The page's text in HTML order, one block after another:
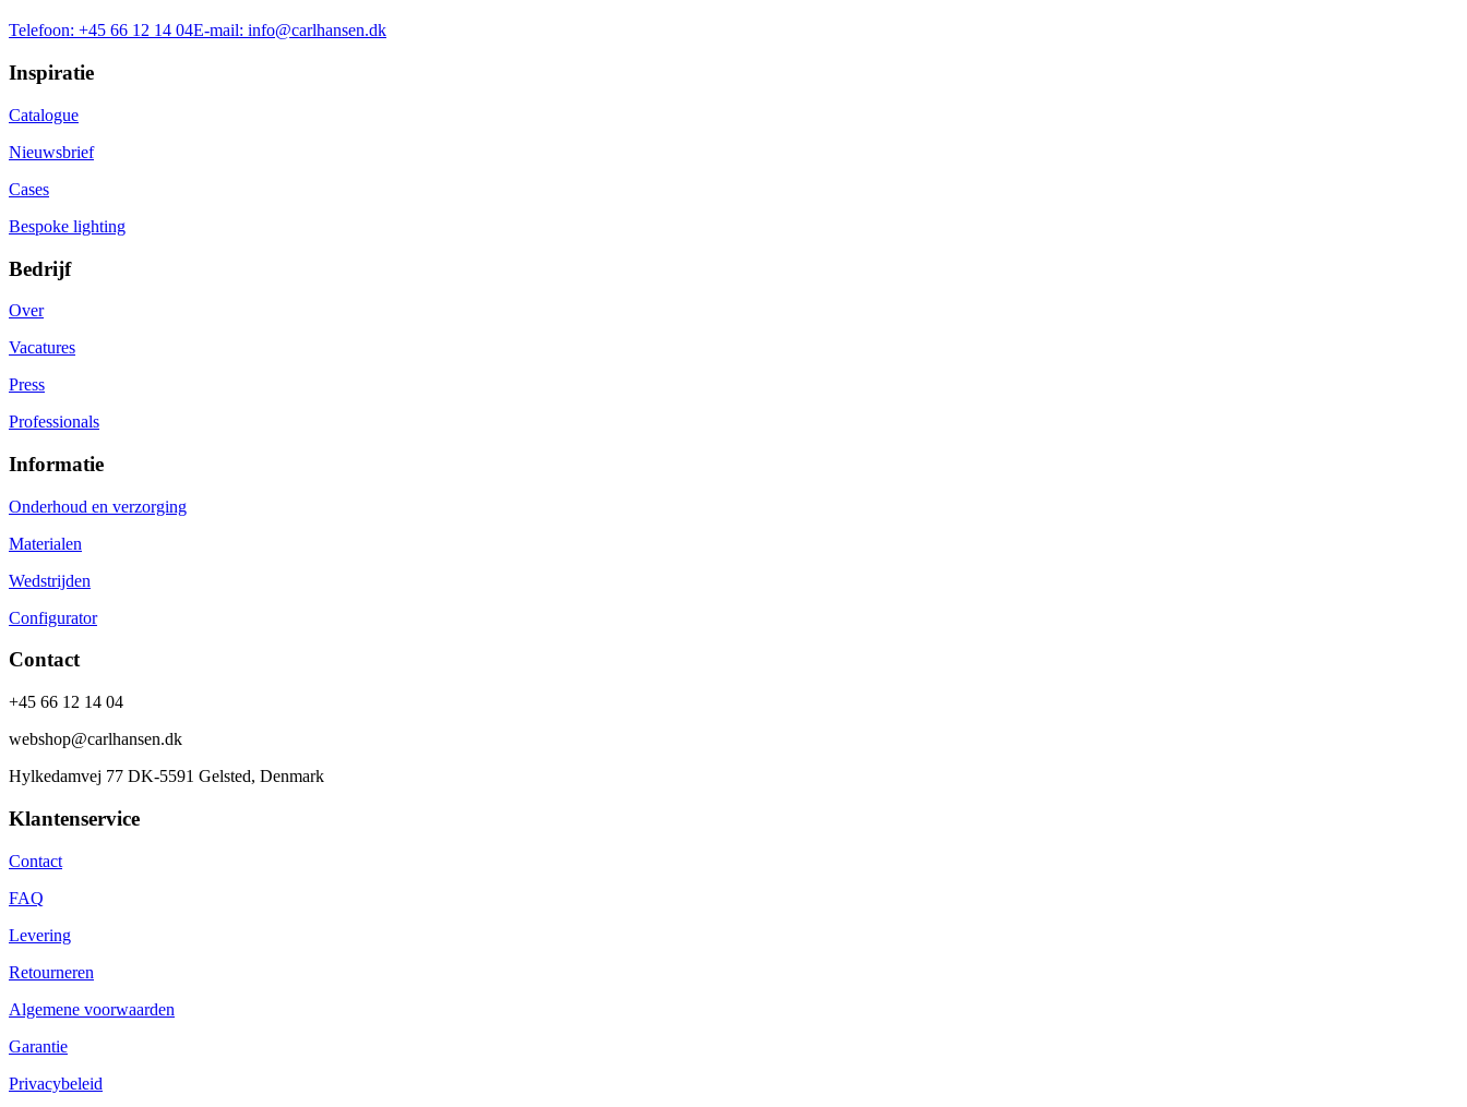
Telefoon: +45 66 12 14 04E-mail: info@carlhansen.dk
Inspiratie
Catalogue
Nieuwsbrief
Cases
Bespoke lighting
Bedrijf
Over
Vacatures
Press
Professionals
Informatie
Onderhoud en verzorging
Materialen
Wedstrijden
Configurator
Contact
+45 66 12 14 04
webshop@carlhansen.dk
Hylkedamvej 77 DK-5591 Gelsted, Denmark
Klantenservice
Contact
FAQ
Levering
Retourneren
Algemene voorwaarden
Garantie
Privacybeleid